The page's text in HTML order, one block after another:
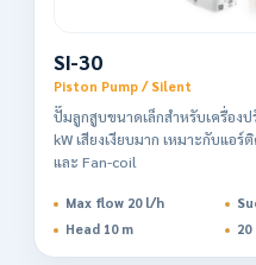
SI-30
Piston Pump / Silent
ปั๊มลูกสูบขนาดเล็กสำหรับเครื่อง
kW เสียงเงียบมาก เหมาะกับแอ
และ Fan-coil
Max flow 20 l/h
Head 10 m
20